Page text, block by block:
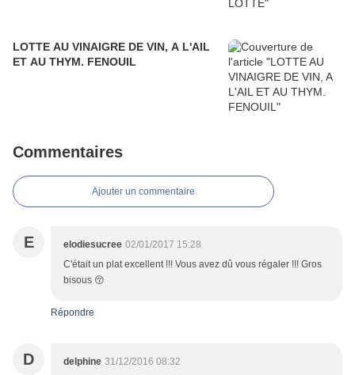
LOTTE AU VINAIGRE DE VIN, A L'AIL
ET AU THYM. FENOUIL
Commentaires
Ajouter un commentaire
E elodiesucree 02/01/2017 15:28
C'était un plat excellent !!! Vous avez dû vous régaler !!! Gros
bisous 😚
Répondre
D delphine 31/12/2016 08:32